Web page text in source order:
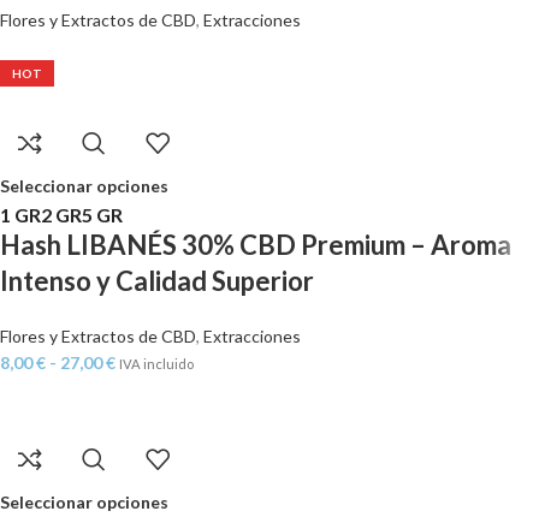
Flores y Extractos de CBD, Extracciones
HOT
Seleccionar opciones
1 GR2 GR5 GR
Hash LIBANÉS 30% CBD Premium – Aroma
Intenso y Calidad Superior
Flores y Extractos de CBD, Extracciones
8,00€ - 27,00€ IVA incluido
Seleccionar opciones